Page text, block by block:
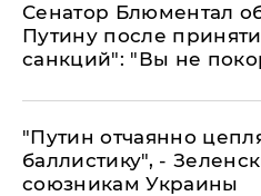
Сенатор Блюментал
Путину после
санкций": "Вы не
"Путин отчаянно
баллистику", -
союзникам Украины